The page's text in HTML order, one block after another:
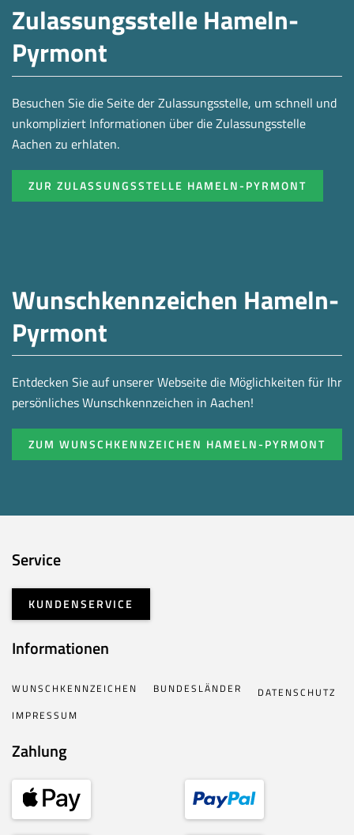
Zulassungsstelle Hameln-
Pyrmont
Besuchen Sie die Seite der Zulassungsstelle, um schnell und
unkompliziert Informationen über die Zulassungsstelle
Aachen zu erhlaten.
ZUR ZULASSUNGSSTELLE HAMELN-PYRMONT
Wunschkennzeichen Hameln-
Pyrmont
Entdecken Sie auf unserer Webseite die Möglichkeiten für Ihr
persönliches Wunschkennzeichen in Aachen!
ZUM WUNSCHKENNZEICHEN HAMELN-PYRMONT
Service
KUNDENSERVICE
Informationen
WUNSCHKENNZEICHEN BUNDESLÄNDER
DATENSCHUTZ
IMPRESSUM
Zahlung